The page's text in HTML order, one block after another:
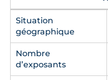
Situation
géographique
Nombre
d’exposants